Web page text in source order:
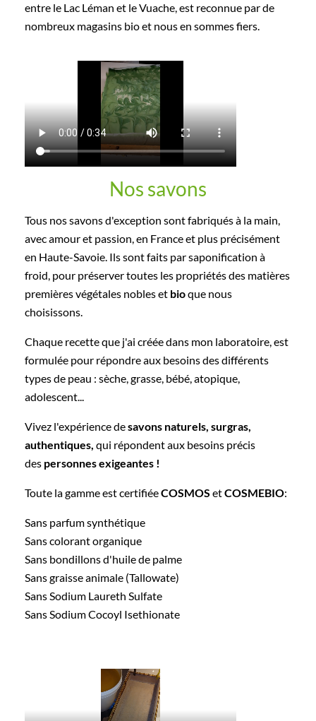
entre le Lac Léman et le Vuache, est reconnue par de
nombreux magasins bio et nous en sommes fiers.
Nos savons
Tous nos savons d'exception sont fabriqués à la main,
avec amour et passion, en France et plus précisément
en Haute-Savoie. Ils sont faits par saponification à
froid, pour préserver toutes les propriétés des matières
premières végétales nobles et bioque nous
choisissons.
Chaque recette que j'ai créée dans mon laboratoire, est
formulée pour répondre aux besoins des différents
types de peau : sèche, grasse, bébé, atopique,
adolescent...
Vivez l'expérience desavons naturels, surgras,
authentiques, qui répondent aux besoins précis
des personnes exigeantes !
Toute la gamme est certifiéeCOSMOS etCOSMEBIO:
Sans parfum synthétique
Sans colorant organique
Sans bondillons d'huile de palme
Sans graisse animale (Tallowate)
Sans Sodium Laureth Sulfate
Sans Sodium Cocoyl Isethionate